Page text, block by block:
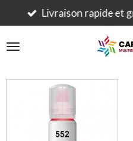
Passer
au
contenu
Livraison rapide et